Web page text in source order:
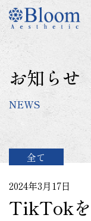
コ
テ
ン
ツ
に
キ
お知らせ
NEWS
全て
2024年3月17日
TikTokを